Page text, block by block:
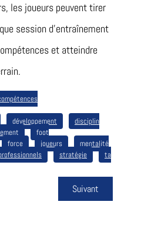
les joueurs peuvent tirer
session d’entraînement
et atteindre
développement
disciplin
foot
force joueurs
mentalité
stratégie
ta
Suivant